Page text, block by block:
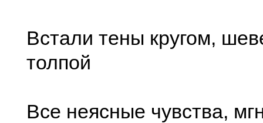
Встали тены кругом,
толпой
Все неясные чувства,